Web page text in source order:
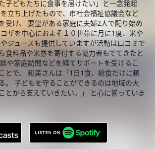
子どもたちに食事を届けたい」と一念発起
立ち上げたもので、市社会福祉協議会など
受け、 要望がある家庭に夫婦2人で配り始め
ザを中心におよそ１０世帯に月に1度、米や
ジュースも提供していますが活動は口コミで
食料品や米券を寄付する協力者もでてきたと
や家庭訪問などを経てサポートを受けるこ
とで、 和美さんは「1日1食、給食だけに頼
。 子どもを守ることができるのは地域の大
とから支えていきたい。」 と心に誓っていま